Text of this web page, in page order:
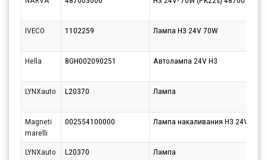
IVECO 1102259 Лампа H3 24V 70W
Hella 8GH002090251 Автолампа 24V H3
LYNXauto L20370 Лампа
Magneti
marelli
002554100000 Лампа накаливания H3 24V
LYNXauto L20370 Лампа